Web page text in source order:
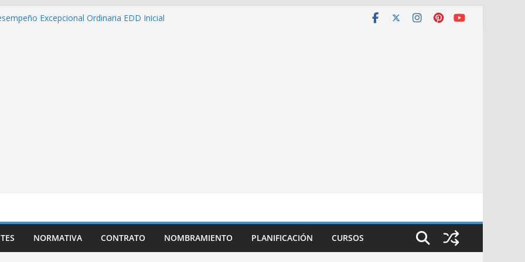
Excepcional Ordinaria EDD Inicial
NORMATIVA CONTRATO NOMBRAMIENTO PLANIFICACIÓN CURSOS